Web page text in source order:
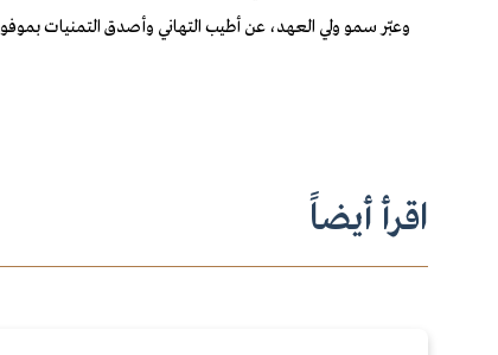
وعبّر سمو ولي العهد، عن أطيب التهاني وأصدق التمنيات
اقرأ أيضاً